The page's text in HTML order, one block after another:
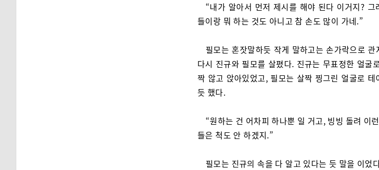
“내가 알아서 먼저 제시를 해야 된다 이거지?
들이랑 뭐 하는 것도 아니고 참 손도 많이 가네.”
필모는 혼잣말하듯 작게 말하고는 손가락으로
다시 진규와 필모를 살폈다. 진규는 무표정한 얼굴
짝 않고 앉아있었고, 필모는 살짝 찡그린 얼굴로
듯 했다.
“원하는 건 어차피 하나뿐 일 거고, 빙빙 돌려 이
들은 척도 안 하겠지.”
필모는 진규의 속을 다 알고 있다는 듯 말을 이었